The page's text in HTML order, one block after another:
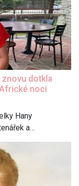
znovu dotkla
noci
Hany
a…